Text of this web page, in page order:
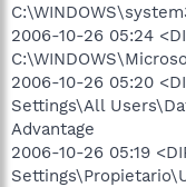
2006-10-26 05:24
2006-10-26 05:20
Settings\All
Advantage
2006-10-26 05:19